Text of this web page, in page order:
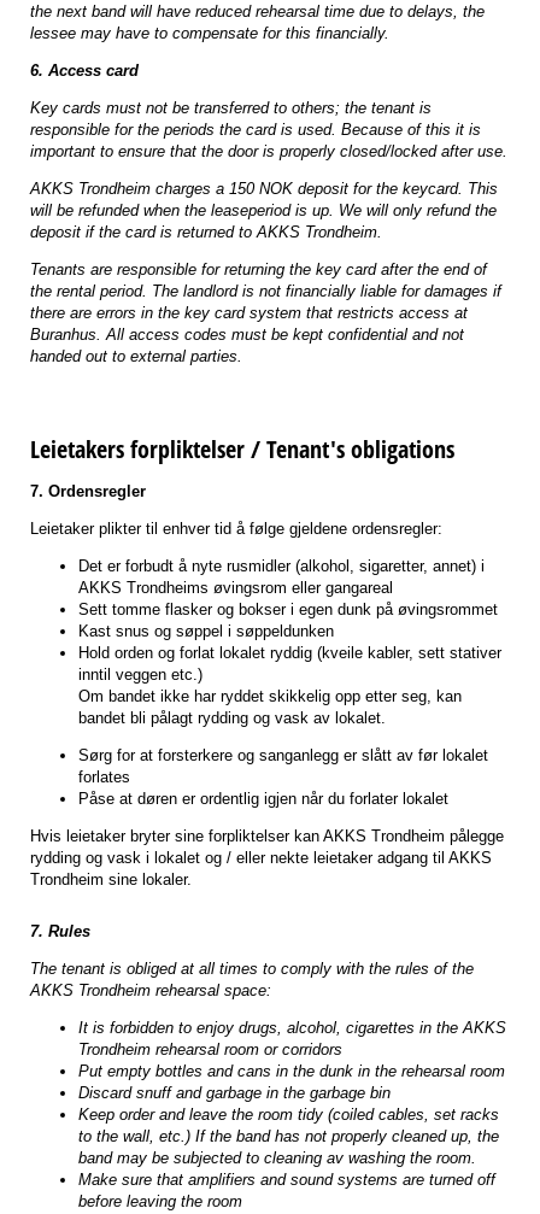
the next band will have reduced rehearsal time due to delays, the
lessee may have to compensate for this financially.
6. Access card
Key cards must not be transferred to others; the tenant is
responsible for the periods the card is used. Because of this it is
important to ensure that the door is properly closed/locked after use.
AKKS Trondheim charges a 150 NOK deposit for the keycard. This
will be refunded when the leaseperiod is up. We will only refund the
deposit if the card is returned to AKKS Trondheim.
Tenants are responsible for returning the key card after the end of
the rental period. The landlord is not financially liable for damages if
there are errors in the key card system that restricts access at
Buranhus. All access codes must be kept confidential and not
handed out to external parties.
Leietakers forpliktelser / Tenant's obligations
7. Ordensregler
Leietaker plikter til enhver tid å følge gjeldene ordensregler:
Det er forbudt å nyte rusmidler (alkohol, sigaretter, annet) i
AKKS Trondheims øvingsrom eller gangareal
Sett tomme flasker og bokser i egen dunk på øvingsrommet
Kast snus og søppel i søppeldunken
Hold orden og forlat lokalet ryddig (kveile kabler, sett stativer
inntil veggen etc.)
Om bandet ikke har ryddet skikkelig opp etter seg, kan
bandet bli pålagt rydding og vask av lokalet.
Sørg for at forsterkere og sanganlegg er slått av før lokalet
forlates
Påse at døren er ordentlig igjen når du forlater lokalet
Hvis leietaker bryter sine forpliktelser kan AKKS Trondheim pålegge
rydding og vask i lokalet og / eller nekte leietaker adgang til AKKS
Trondheim sine lokaler.
7. Rules
The tenant is obliged at all times to comply with the rules of the
AKKS Trondheim rehearsal space:
It is forbidden to enjoy drugs, alcohol, cigarettes in the AKKS
Trondheim rehearsal room or corridors
Put empty bottles and cans in the dunk in the rehearsal room
Discard snuff and garbage in the garbage bin
Keep order and leave the room tidy (coiled cables, set racks
to the wall, etc.) If the band has not properly cleaned up, the
band may be subjected to cleaning av washing the room.
Make sure that amplifiers and sound systems are turned off
before leaving the room